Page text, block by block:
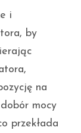
i
by
na
dobór mocy
przekłada